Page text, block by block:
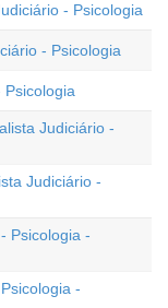
- Psicologia
- Psicologia
Psicologia
Judiciário -
Judiciário -
Psicologia -
-